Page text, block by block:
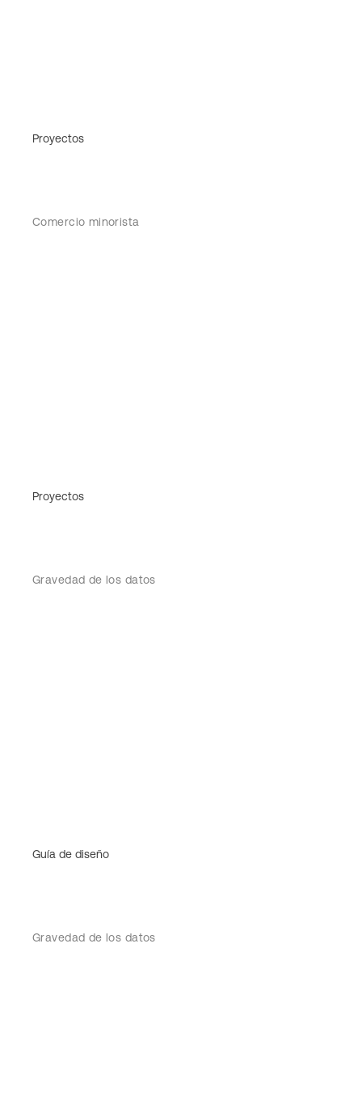
Proyectos
Comercio minorista
Proyectos
Gravedad de los datos
Guía de diseño
Gravedad de los datos